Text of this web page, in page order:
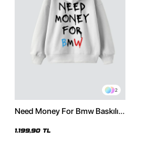
2
Need Money For Bmw Baskılı
1.199,90 TL